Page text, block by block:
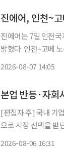
진에어, 인천~
진에어는 7일 인천
밝혔다. 인천~고베 노선은 189석 규모의 보잉 737 항공기로 매일 1회 운항한다. 인천공항에
2026-08-07 14:05
[편집자 주] 국내 기
으로 시장 선택을 받
2026-08-06 16:31